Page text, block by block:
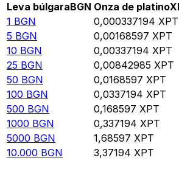
Leva búlgaraBGN Onza de platino
1 BGN 0,000337194 XPT
5 BGN 0,00168597 XPT
10 BGN 0,00337194 XPT
25 BGN 0,00842985 XPT
50 BGN 0,0168597 XPT
100 BGN 0,0337194 XPT
500 BGN 0,168597 XPT
1000 BGN 0,337194 XPT
5000 BGN 1,68597 XPT
10.000 BGN 3,37194 XPT